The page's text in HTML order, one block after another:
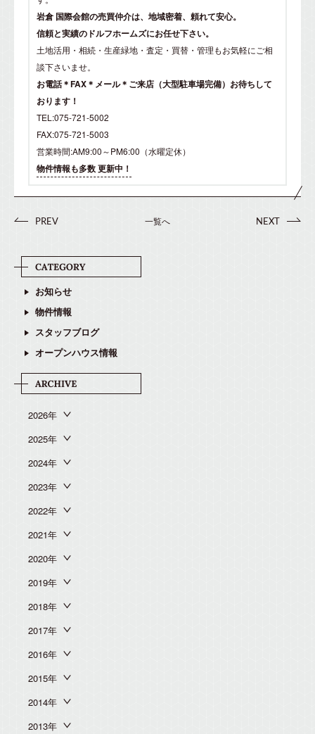
岩倉 国際会館の売買仲介は、地域密着、頼れて安心。
信頼と実績のドルフホームズにお任せ下さい。
土地活用・相続・生産緑地・査定・買替・管理もお気軽にご相
談下さいませ。
お電話＊FAX＊メール＊ご来店（大型駐車場完備）お待ちして
おります！
TEL:075-721-5002
FAX:075-721-5003
営業時間:AM9:00～PM6:00（水曜定休）
物件情報も多数 更新中！
PREV 一覧へ NEXT
お知らせ
物件情報
スタッフブログ
オープンハウス情報
2026年
2025年
2024年
2023年
2022年
2021年
2020年
2019年
2018年
2017年
2016年
2015年
2014年
2013年